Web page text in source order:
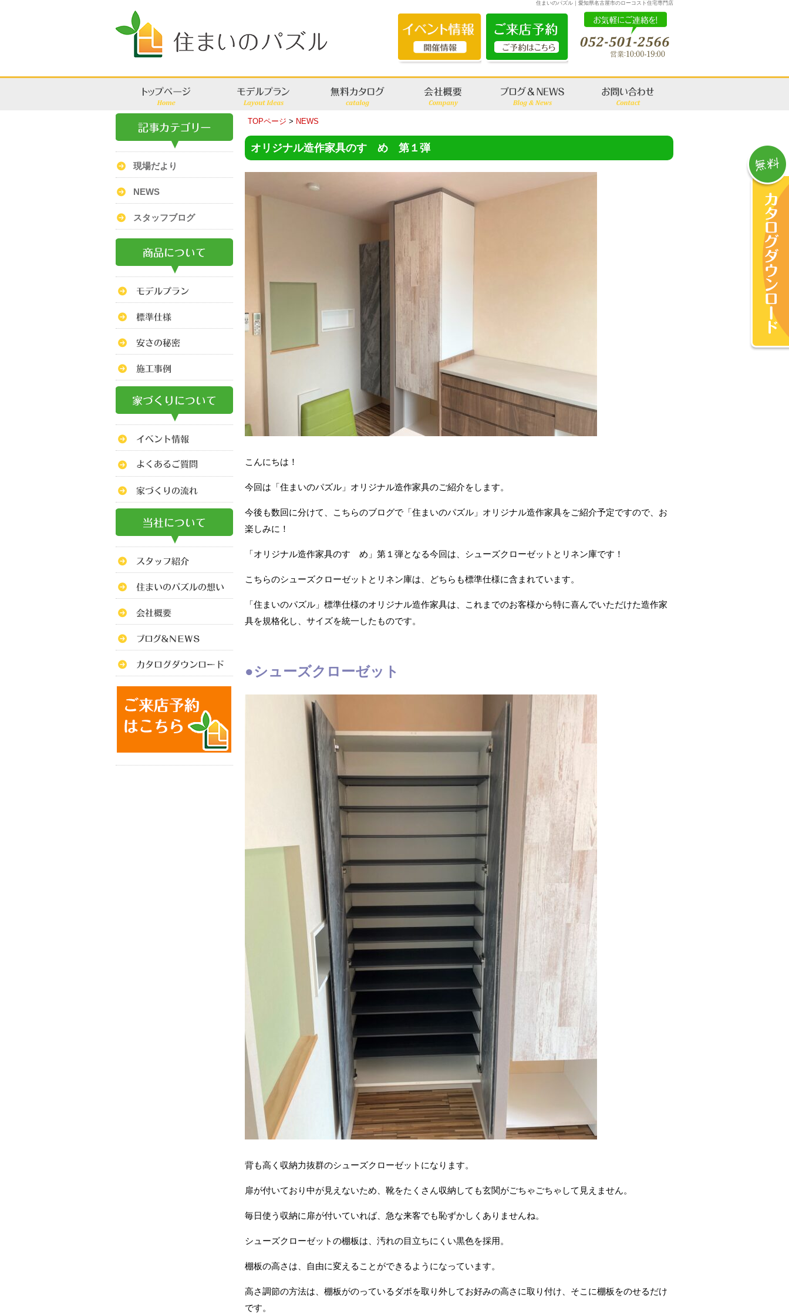
住まいのパズル｜愛知県名古屋市のローコスト住宅専門店
TOPページ > NEWS
オリジナル造作家具のすゝめ 第１弾
こんにちは！
今回は「住まいのパズル」オリジナル造作家具のご紹介をします。
今後も数回に分けて、こちらのブログで「住まいのパズル」オリジナル造作家具をご紹介予定ですので、お
楽しみに！
「オリジナル造作家具のすゝめ」第１弾となる今回は、シューズクローゼットとリネン庫です！
こちらのシューズクローゼットとリネン庫は、どちらも標準仕様に含まれています。
「住まいのパズル」標準仕様のオリジナル造作家具は、これまでのお客様から特に喜んでいただけた造作家
具を規格化し、サイズを統一したものです。
●シューズクローゼット
背も高く収納力抜群のシューズクローゼットになります。
扉が付いており中が見えないため、靴をたくさん収納しても玄関がごちゃごちゃして見えません。
毎日使う収納に扉が付いていれば、急な来客でも恥ずかしくありませんね。
シューズクローゼットの棚板は、汚れの目立ちにくい黒色を採用。
棚板の高さは、自由に変えることができるようになっています。
高さ調節の方法は、棚板がのっているダボを取り外してお好みの高さに取り付け、そこに棚板をのせるだけ
です。
現場だより
NEWS
スタッフブログ